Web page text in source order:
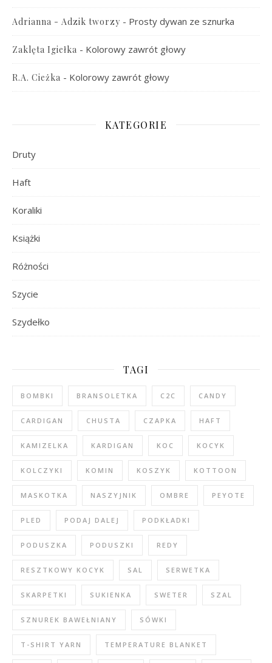
Adrianna - Adzik tworzy - Prosty dywan ze sznurka
Zaklęta Igiełka - Kolorowy zawrót głowy
R.A. Cieżka - Kolorowy zawrót głowy
KATEGORIE
Druty
Haft
Koraliki
Książki
Różności
Szycie
Szydełko
TAGI
BOMBKI BRANSOLETKA C2C CANDY
CARDIGAN CHUSTA CZAPKA HAFT
KAMIZELKA KARDIGAN KOC KOCYK
KOLCZYKI KOMIN KOSZYK KOTTOON
MASKOTKA NASZYJNIK OMBRE PEYOTE
PLED PODAJ DALEJ PODKŁADKI
PODUSZKA PODUSZKI REDY
RESZTKOWY KOCYK SAL SERWETKA
SKARPETKI SUKIENKA SWETER SZAL
SZNUREK BAWEŁNIANY SÓWKI
T-SHIRT YARN TEMPERATURE BLANKET